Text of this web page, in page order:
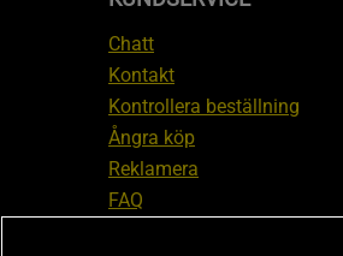
Chatt
Kontakt
Kontrollera beställning
Ångra köp
Reklamera
FAQ